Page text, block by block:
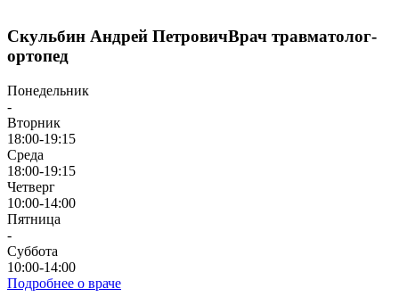
Скульбин Андрей ПетровичВрач травматолог-
ортопед
Понедельник
-
Вторник
18:00-19:15
Среда
18:00-19:15
Четверг
10:00-14:00
Пятница
-
Суббота
10:00-14:00
Подробнее о враче